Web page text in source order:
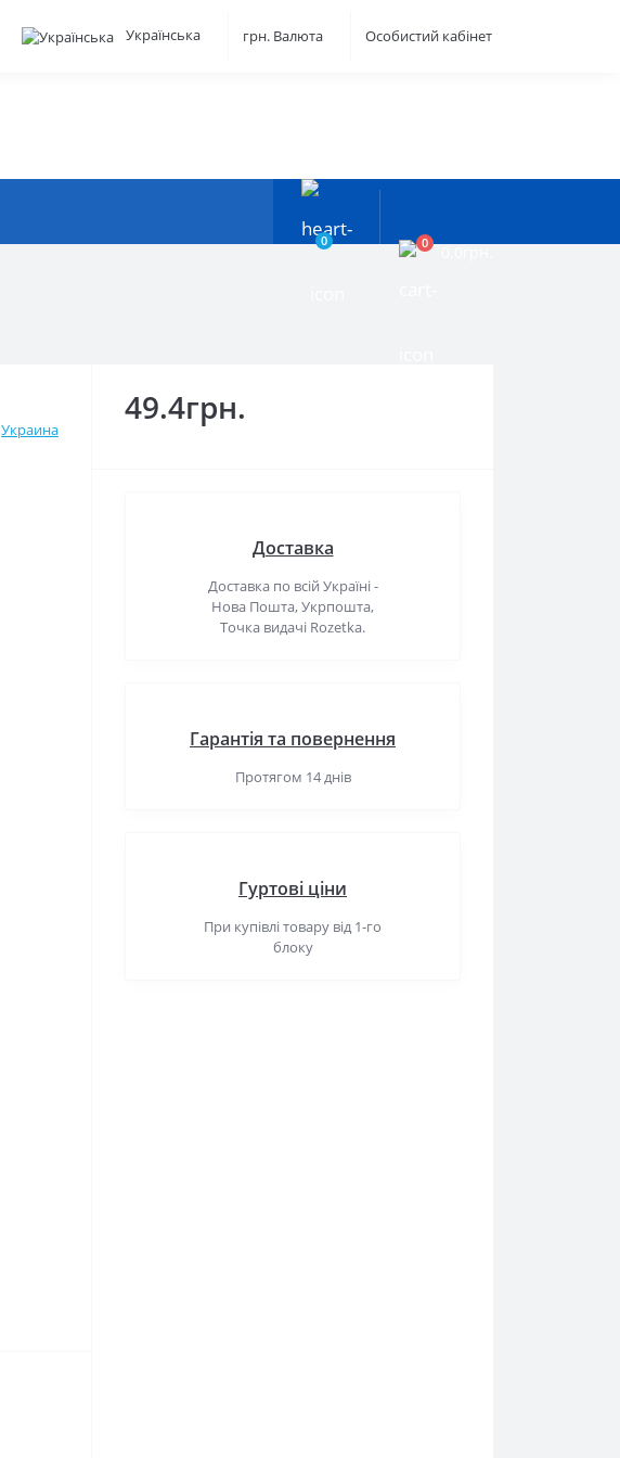
Українська грн. Валюта Особистий кабінет
0 0
Украина
49.4грн.
Доставка
Доставка по всій Україні -
Нова Пошта, Укрпошта,
Точка видачі Rozetka.
Гарантія та повернення
Протягом 14 днів
Гуртові ціни
При купівлі товару від 1-го
блоку